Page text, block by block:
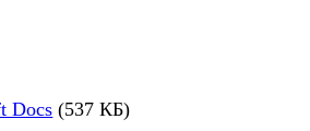
Docs (537 КБ)